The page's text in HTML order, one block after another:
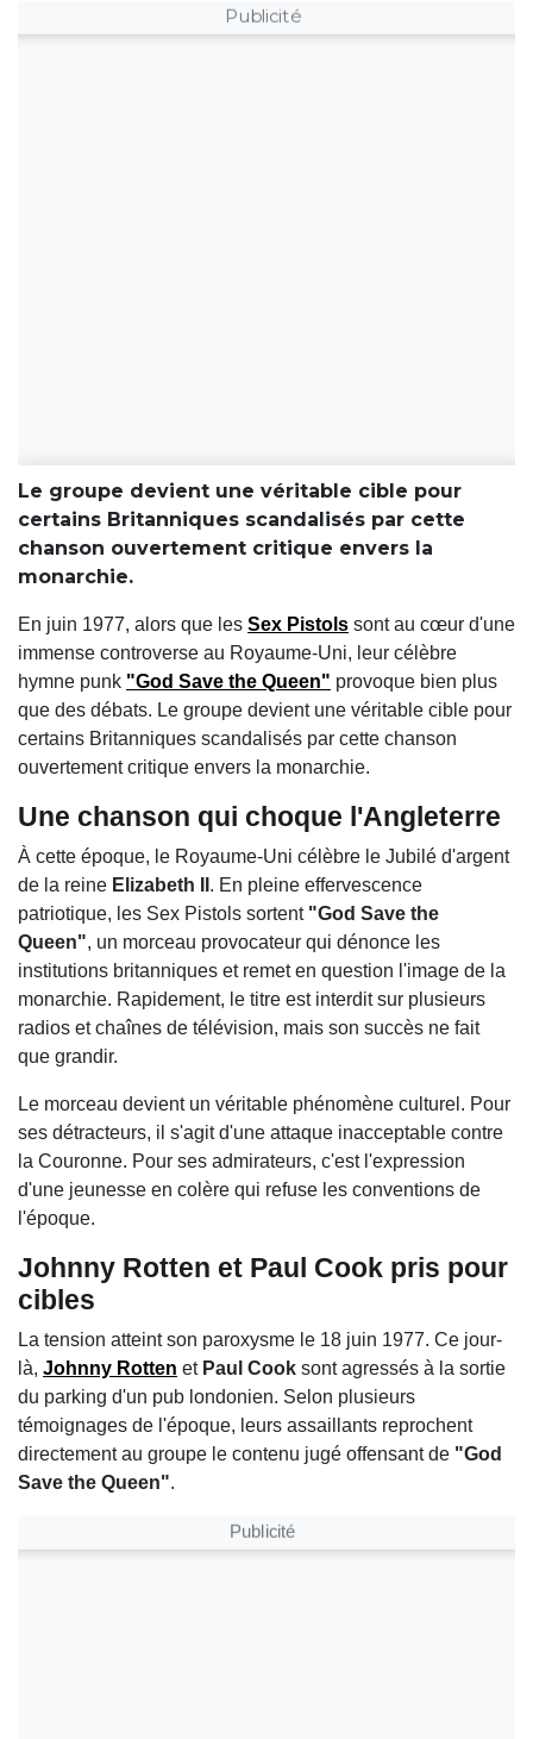
Publicité
Le groupe devient une véritable cible pour
certains Britanniques scandalisés par cette
chanson ouvertement critique envers la
monarchie.
En juin 1977, alors que les Sex Pistols sont au cœur d'une
immense controverse au Royaume-Uni, leur célèbre
hymne punk "God Save the Queen" provoque bien plus
que des débats. Le groupe devient une véritable cible pour
certains Britanniques scandalisés par cette chanson
ouvertement critique envers la monarchie.
Une chanson qui choque l'Angleterre
À cette époque, le Royaume-Uni célèbre le Jubilé d'argent
de la reine Elizabeth II . En pleine effervescence
patriotique, les Sex Pistols sortent "God Save the
Queen", un morceau provocateur qui dénonce les
institutions britanniques et remet en question l'image de la
monarchie. Rapidement, le titre est interdit sur plusieurs
radios et chaînes de télévision, mais son succès ne fait
que grandir.
Le morceau devient un véritable phénomène culturel. Pour
ses détracteurs, il s'agit d'une attaque inacceptable contre
la Couronne. Pour ses admirateurs, c'est l'expression
d'une jeunesse en colère qui refuse les conventions de
l'époque.
Johnny Rotten et Paul Cook pris pour
cibles
La tension atteint son paroxysme le 18 juin 1977. Ce jour-
là, Johnny Rotten et Paul Cook sont agressés à la sortie
du parking d'un pub londonien. Selon plusieurs
témoignages de l'époque, leurs assaillants reprochent
directement au groupe le contenu jugé offensant de "God
Save the Queen".
Publicité